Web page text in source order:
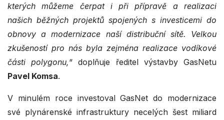
kterých můžeme čerpat i při přípravě a realizaci
našich běžných projektů spojených s investicemi do
obnovy a modernizace naší distribuční sítě. Velkou
zkušeností pro nás byla zejména realizace vodíkové
části polygonu,“ doplňuje ředitel výstavby GasNetu
Pavel Komsa.
V minulém roce investoval GasNet do modernizace
své plynárenské infrastruktury necelých šest miliard